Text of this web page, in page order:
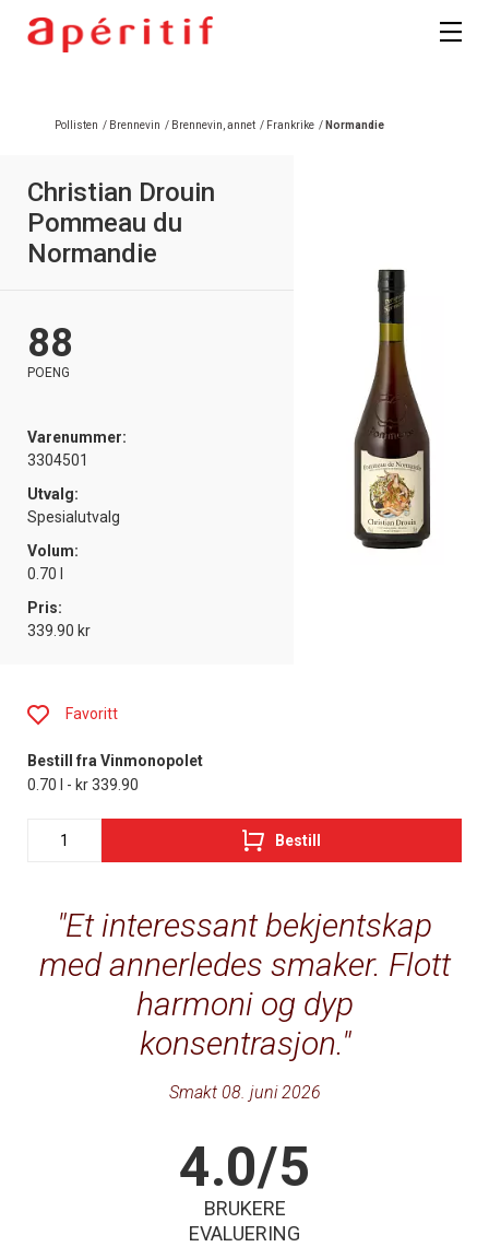
Pollisten / Brennevin / Brennevin, annet / Frankrike / Normandie
Christian Drouin
Pommeau du
Normandie
88
POENG
Varenummer:
3304501
Utvalg:
Spesialutvalg
Volum:
0.70 l
Pris:
339.90 kr
Et interessant bekjentskap
med annerledes smaker. Flott
harmoni og dyp
konsentrasjon.
Smakt 08. juni 2026
4.0/5
BRUKERE
EVALUERING
Favoritt
Bestill fra Vinmonopolet
0.70 l - kr 339.90
Bestill